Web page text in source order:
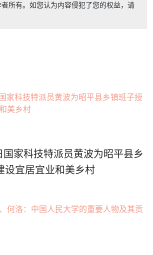
所有。如您认为内容侵犯了您的权益，请
国家科技特派员黄波为昭平县乡
设宜居宜业和美乡村